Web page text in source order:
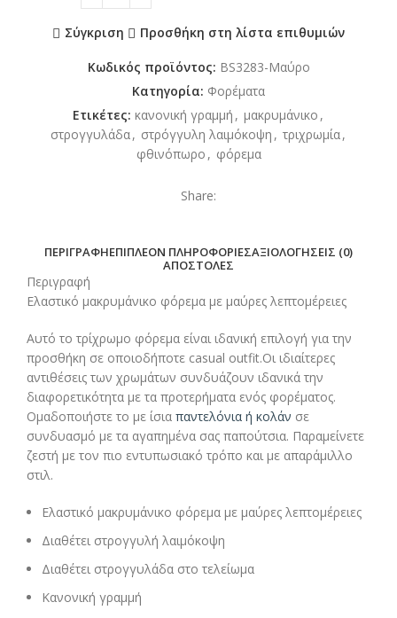
Σύγκριση Προσθήκη στη λίστα επιθυμιών
Κωδικός προϊόντος: BS3283-Μαύρο
Κατηγορία: Φορέματα
Ετικέτες: κανονική γραμμή , μακρυμάνικο ,
στρογγυλάδα, στρόγγυλη λαιμόκοψη , τριχρωμία,
φθινόπωρο , φόρεμα
Share:
ΠΕΡΙΓΡΑΦΉΕΠΙΠΛΈΟΝ ΠΛΗΡΟΦΟΡΊΕΣΑΞΙΟΛΟΓΉΣΕΙΣ (0)
ΑΠΟΣΤΟΛΈΣ
Περιγραφή
Ελαστικό μακρυμάνικο φόρεμα με μαύρες λεπτομέρειες
Αυτό το τρίχρωμο φόρεμα είναι ιδανική επιλογή για την
προσθήκη σε οποιοδήποτε casual outfit.Οι ιδιαίτερες
αντιθέσεις των χρωμάτων συνδυάζουν ιδανικά την
διαφορετικότητα με τα προτερήματα ενός φορέματος.
Ομαδοποιήστε το με ίσια παντελόνια ή κολάν σε
συνδυασμό με τα αγαπημένα σας παπούτσια. Παραμείνετε
ζεστή με τον πιο εντυπωσιακό τρόπο και με απαράμιλλο
στιλ.
Ελαστικό μακρυμάνικο φόρεμα με μαύρες λεπτομέρειες
Διαθέτει στρογγυλή λαιμόκοψη
Διαθέτει στρογγυλάδα στο τελείωμα
Κανονική γραμμή